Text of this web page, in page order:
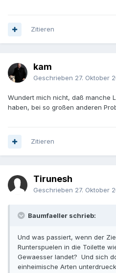
Zitieren
kam
Geschrieben 27. Oktober
Wundert mich nicht, daß manche
haben, bei so großen anderen
Zitieren
Tirunesh
Geschrieben 27. Oktober
Baumfaeller schrieb:
Und was passiert, wenn der
Runterspuelen in die Toilette
Gewaesser landet? Und sich
einheimische Arten